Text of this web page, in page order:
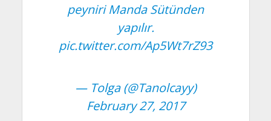
peyniri Manda Sütünden
yapılır.
pic.twitter.com/Ap5Wt7rZ93
— Tolga (@Tanolcayy)
February 27, 2017